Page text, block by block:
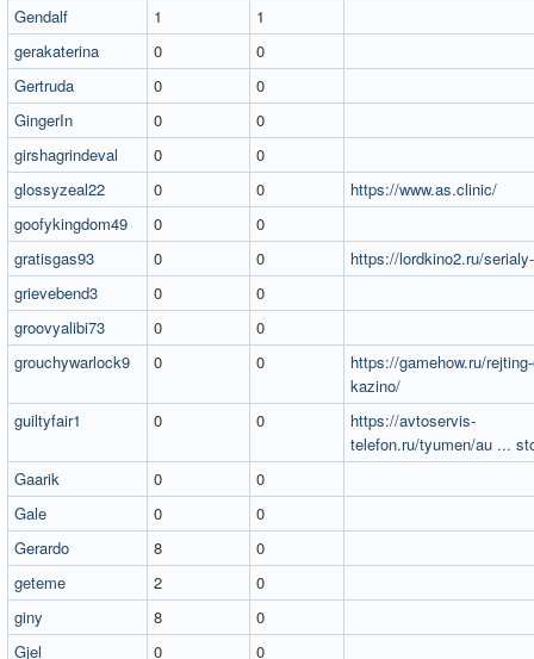
Gendalf
1
1
gerakaterina
0
0
Gertruda
0
0
GingerIn
0
0
girshagrindeval
0
0
glossyzeal22
0 0
https://www.as.clinic/
goofykingdom49
0
0
gratisgas93
0 0
https://lordkino2.ru/
grievebend3
0
0
groovyalibi73
0
0
grouchywarlock9
0 0
https://gamehow.ru/
kazino/
guiltyfair1
0 0
https://avtoservis-
telefon.ru/tyumen/au ...
Gaarik
0
0
Gale
0
0
Gerardo
8
0
geteme
2
0
giny
8
0
Gjel
0 0